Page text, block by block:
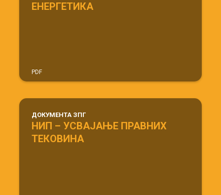
ЕНЕРГЕТИКА
PDF
ДОКУМЕНТА ЗПГ
НИП – УСВАЈАЊЕ ПРАВНИХ
ТЕКОВИНА